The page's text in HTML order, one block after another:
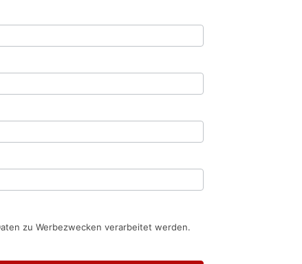
zu Werbezwecken verarbeitet werden.